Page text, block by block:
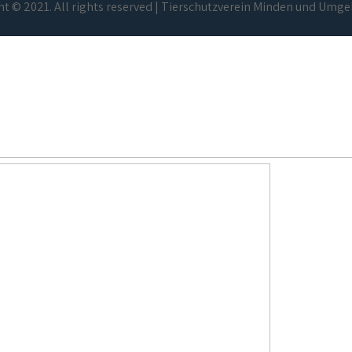
© 2021. All rights reserved | Tierschutzverein Minden und